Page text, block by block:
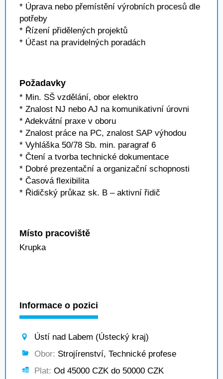
* Úprava nebo přemístění výrobních procesů dle
potřeby
* Řízení přidělených projektů
* Účast na pravidelných poradách
Požadavky
* Min. SŠ vzdělání, obor elektro
* Znalost NJ nebo AJ na komunikativní úrovni
* Adekvátní praxe v oboru
* Znalost práce na PC, znalost SAP výhodou
* Vyhláška 50/78 Sb. min. paragraf 6
* Čtení a tvorba technické dokumentace
* Dobré prezentační a organizační schopnosti
* Časová flexibilita
* Řidičský průkaz sk. B – aktivní řidič
Místo pracoviště
Krupka
Informace o pozici
Ústí nad Labem (Ústecký kraj)
Obor: Strojírenství, Technické profese
Plat: Od 45000 CZK do 50000 CZK